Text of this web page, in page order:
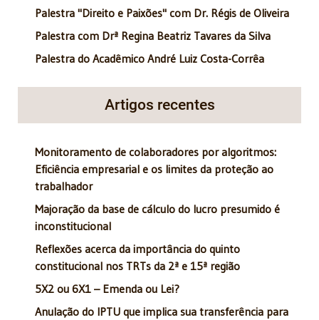
Palestra "Direito e Paixões" com Dr. Régis de Oliveira
Palestra com Drª Regina Beatriz Tavares da Silva
Palestra do Acadêmico André Luiz Costa-Corrêa
Artigos recentes
Monitoramento de colaboradores por algoritmos:
Eficiência empresarial e os limites da proteção ao
trabalhador
Majoração da base de cálculo do lucro presumido é
inconstitucional
Reflexões acerca da importância do quinto
constitucional nos TRTs da 2ª e 15ª região
5X2 ou 6X1 – Emenda ou Lei?
Anulação do IPTU que implica sua transferência para